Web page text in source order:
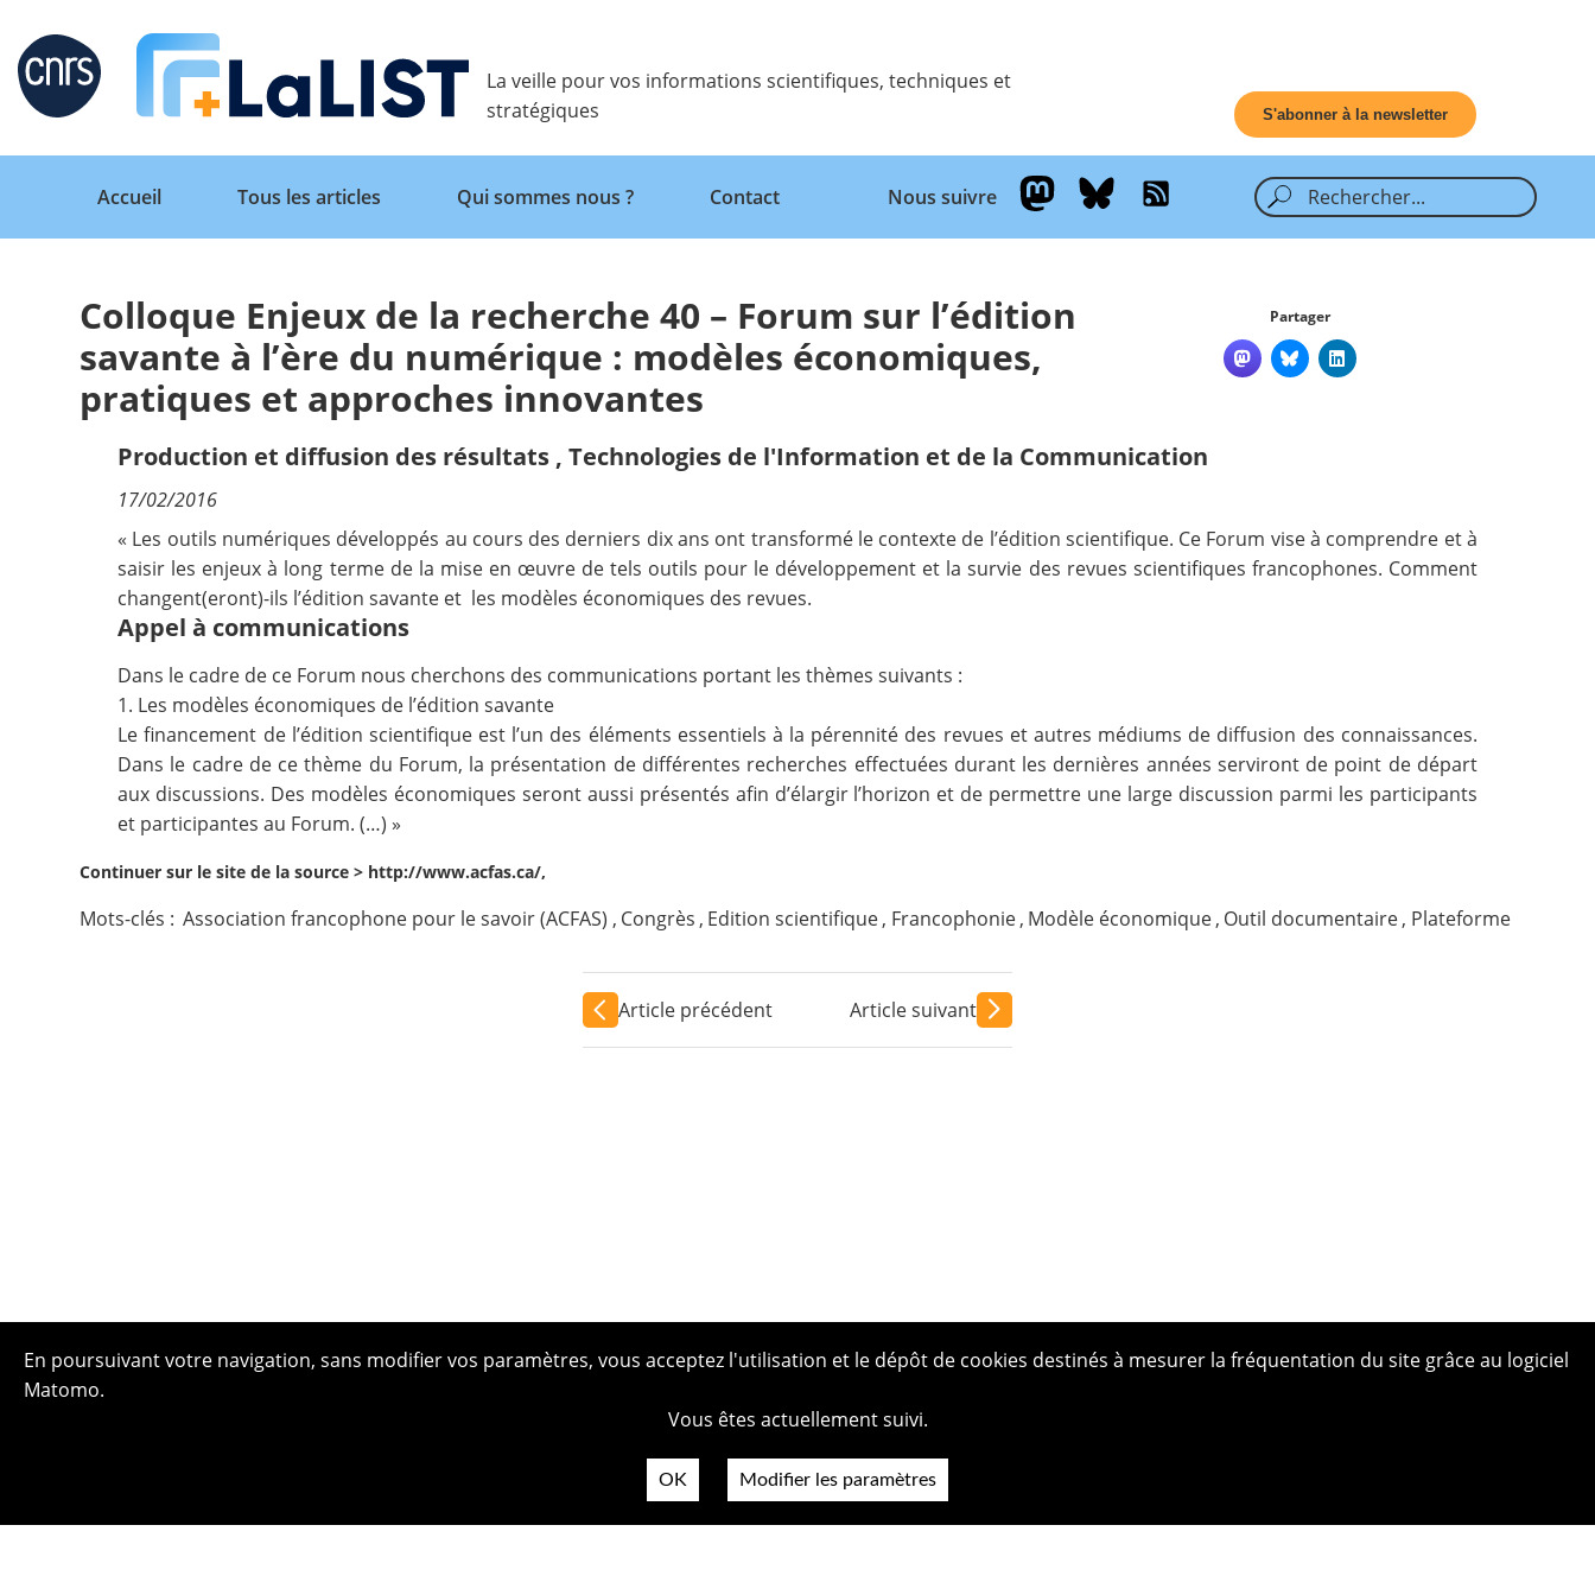
Retour
Accueil
Tous les articles
Qui sommes nous ?
Nous suivre
La veille pour vos informations scientifiques, techniques et
stratégiques
S'abonner à la newsletter
Retour
Accueil
Tous les articles Qui sommes nous ? Contact Nous suivre
Colloque Enjeux de la recherche 40 – Forum sur l’édition
savante à l’ère du numérique : modèles économiques,
pratiques et approches innovantes
Partager
Production et diffusion des résultats ,Technologies de l'Information et de la Communication
17/02/2016
« Les outils numériques développés au cours des derniers dix ans ont transformé le contexte de l’édition scientifique. Ce Forum vise à comprendre et à
saisir les enjeux à long terme de la mise en œuvre de tels outils pour le développement et la survie des revues scientifiques francophones. Comment
changent(eront)-ils l’édition savante et les modèles économiques des revues.
Appel à communications
Dans le cadre de ce Forum nous cherchons des communications portant les thèmes suivants :
1. Les modèles économiques de l’édition savante
Le financement de l’édition scientifique est l’un des éléments essentiels à la pérennité des revues et autres médiums de diffusion des connaissances.
Dans le cadre de ce thème du Forum, la présentation de différentes recherches effectuées durant les dernières années serviront de point de départ
aux discussions. Des modèles économiques seront aussi présentés afin d’élargir l’horizon et de permettre une large discussion parmi les participants
et participantes au Forum. (…) »
Continuer sur le site de la source > http://www.acfas.ca/,
Mots-clés : Association francophone pour le savoir (ACFAS) , Congrès , Edition scientifique, Francophonie , Modèle économique, Outil documentaire, Plateforme
Article précédent Article suivant
En poursuivant votre navigation, sans modifier vos paramètres, vous acceptez l'utilisation et le dépôt de cookies destinés à mesurer la fréquentation du site grâce au logiciel
Matomo.
Vous êtes actuellement suivi.
OK Modifier les paramètres